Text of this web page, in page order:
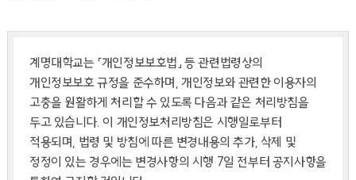
계명대학교는 「개인정보보호법」 등 관련법령상의
개인정보보호 규정을 준수하며, 개인정보와 관련한 이용자의
고충을 원활하게 처리할 수 있도록 다음과 같은 처리방침을
두고 있습니다. 이 개인정보처리방침은 시행일로부터
적용되며, 법령 및 방침에 따른 변경내용의 추가, 삭제 및
정정이 있는 경우에는 변경사항의 시행 7일 전부터 공지사항을